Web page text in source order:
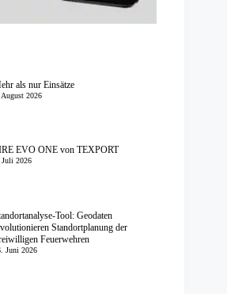
als nur Einsätze
2026
EVO ONE von TEXPORT
Juli 2026
Tool: Geodaten
Standortplanung der
Feuerwehren
Juni 2026